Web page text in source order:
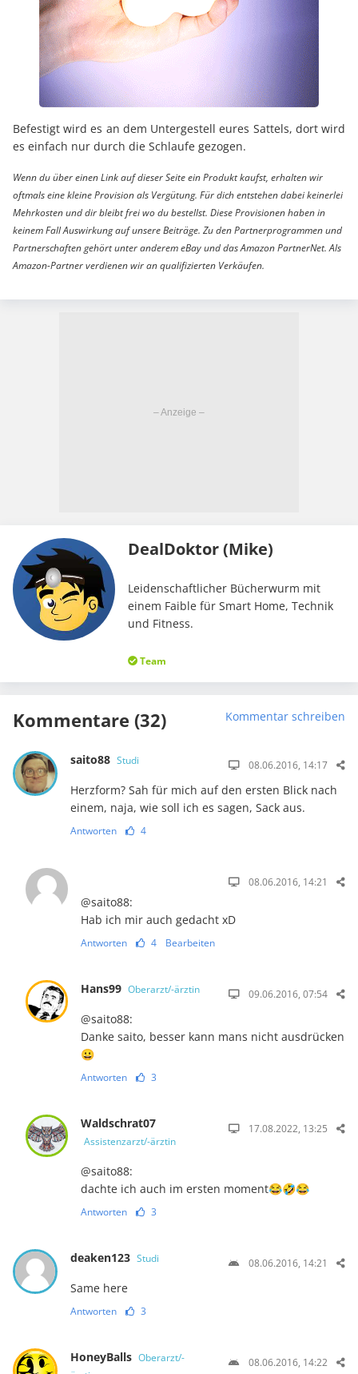
Befestigt wird es an dem Untergestell eures Sattels, dort wird
es einfach nur durch die Schlaufe gezogen.
Wenn du über einen Link auf dieser Seite ein Produkt kaufst, erhalten wir
oftmals eine kleine Provision als Vergütung. Für dich entstehen dabei keinerlei
Mehrkosten und dir bleibt frei wo du bestellst. Diese Provisionen haben in
keinem Fall Auswirkung auf unsere Beiträge. Zu den Partnerprogrammen und
Partnerschaften gehört unter anderem eBay und das Amazon PartnerNet. Als
Amazon-Partner verdienen wir an qualifizierten Verkäufen.
DealDoktor (Mike)
Leidenschaftlicher Bücherwurm mit
einem Faible für Smart Home, Technik
und Fitness.
Team
Kommentare (32) Kommentar schreiben
saito88 Studi 08.06.2016, 14:17
Herzform? Sah für mich auf den ersten Blick nach
einem, naja, wie soll ich es sagen, Sack aus.
Antworten 4
08.06.2016, 14:21
@saito88:
Hab ich mir auch gedacht xD
Antworten 4 Bearbeiten
Hans99 Oberarzt/-ärztin 09.06.2016, 07:54
@saito88:
Danke saito, besser kann mans nicht ausdrücken
😀
Antworten 3
Waldschrat07
Assistenzarzt/-ärztin
17.08.2022, 13:25
@saito88:
dachte ich auch im ersten moment😂🤣😂
Antworten 3
deaken123 Studi 08.06.2016, 14:21
Same here
Antworten 3
HoneyBalls Oberarzt/-
08.06.2016, 14:22